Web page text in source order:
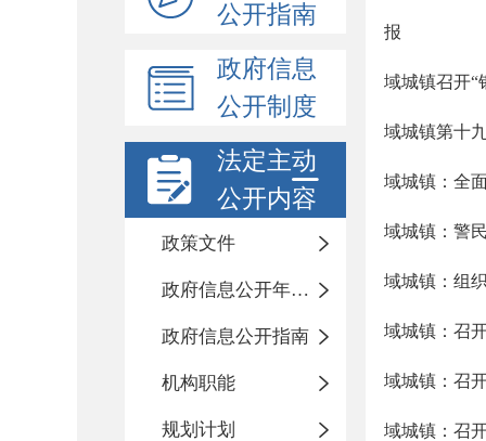
公开指南
政府信息
公开制度
法定主动
公开内容
政策文件
政府信息公开年度报告
政府信息公开指南
机构职能
规划计划
报
域城镇召开“
域城镇第十
域城镇：全
域城镇：警
域城镇：组
域城镇：召
域城镇：召
域城镇：召